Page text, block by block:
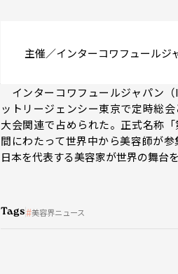
主催／インターコワフュールジ
インターコワフュールジャパン
ットリージェンシー東京で定時総
大会関連で占められた。正式名称
間にわたって世界中から美容師が
日本を代表する美容家が世界の舞台
Tags 美容界ニュース